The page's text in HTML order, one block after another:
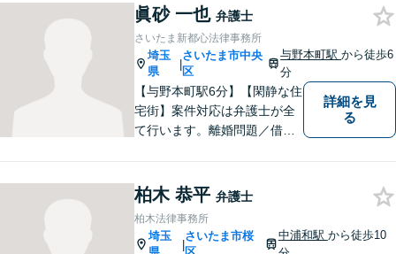
分からない」という方も多い
と思いますが、皆さんが話し
やすい環境を整えております
ので、お気軽にご相談くださ
い。
眞砂 一也 弁護士
さいたま新都心法律事務所
埼玉
県
|
さいたま市中央
区
与野本町駅から徒歩6
分
【与野本町駅6分】【閑静な住
宅街】案件対応は弁護士が全
て行います。離婚問題／借
速かつ丁寧な対応を心がけて
おりますので、お気軽にご相
談ください。【弁護士歴10年
以上】【初回相談30分無料】
詳細を見
る
柏木 恭平 弁護士
柏木法律事務所
埼玉
|
さいたま市桜
中浦和駅 から徒歩10